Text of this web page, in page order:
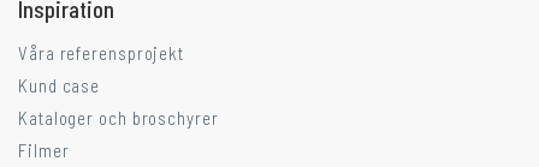
Inspiration
Våra referensprojekt
Kund case
Kataloger och broschyrer
Filmer